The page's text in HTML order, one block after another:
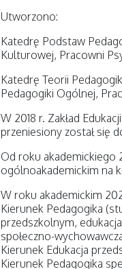
Utworzono:
Katedrę Podstaw
Kulturowej, Pracowni
Katedrę Teorii
Pedagogiki Ogólnej,
W 2018 r. Zakład
przeniesiony został się
Od roku
ogólnoakademickim na
W roku akademickim
Kierunek Pedagogika
przedszkolnym,
społeczno-
Kierunek Edukacja
Kierunek Pedagogika